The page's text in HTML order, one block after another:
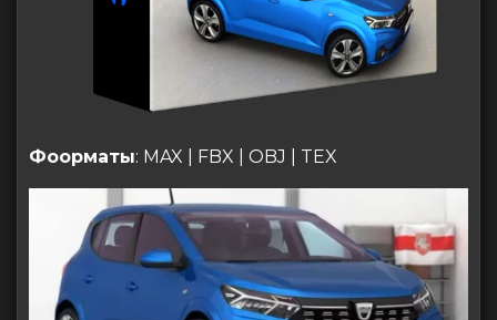
Фоорматы: MAX | FBX | OBJ | TEX